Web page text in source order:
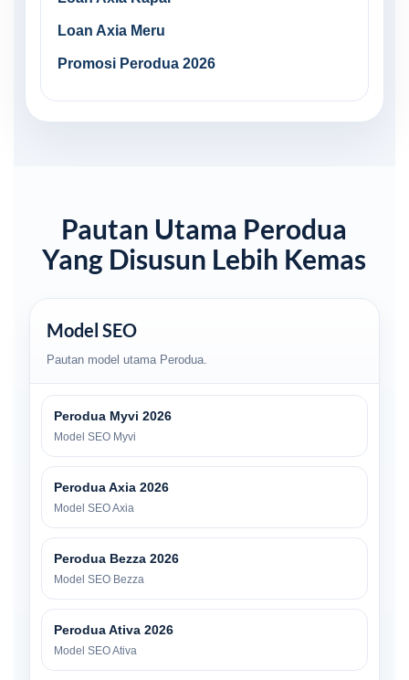
Loan Axia Meru
Promosi Perodua 2026
Pautan Utama Perodua
Yang Disusun Lebih Kemas
Model SEO
Pautan model utama Perodua.
Perodua Myvi 2026
Model SEO Myvi
Perodua Axia 2026
Model SEO Axia
Perodua Bezza 2026
Model SEO Bezza
Perodua Ativa 2026
Model SEO Ativa